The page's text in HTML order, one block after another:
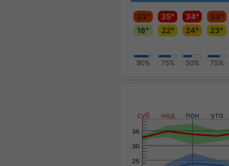
33° 35° 34°
33°
18°
22° 24° 23°
90% 75% 50% 75%
суб нед пон уто